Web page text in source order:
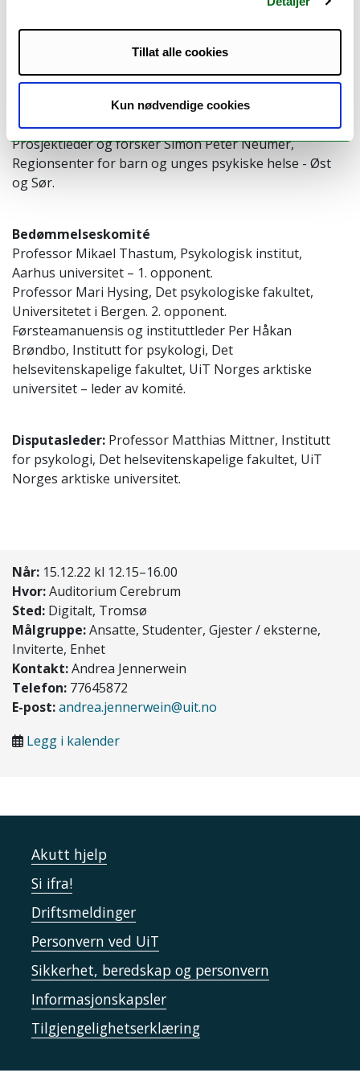
Tillat alle cookies
Kun nødvendige cookies
Statistiker/førstelektor Bjørn Helge Handegård, RKBU
Nord, Det helsevitenskapelige fakultet, UiT Norges
arktiske universitet.
Prosjektleder og forsker Simon Peter Neumer,
Regionsenter for barn og unges psykiske helse - Øst
og Sør.
Bedømmelseskomité
Professor Mikael Thastum, Psykologisk institut,
Aarhus universitet – 1. opponent.
Professor Mari Hysing, Det psykologiske fakultet,
Universitetet i Bergen. 2. opponent.
Førsteamanuensis og instituttleder Per Håkan
Brøndbo, Institutt for psykologi, Det
helsevitenskapelige fakultet, UiT Norges arktiske
universitet – leder av komité.
Disputasleder: Professor Matthias Mittner, Institutt
for psykologi, Det helsevitenskapelige fakultet, UiT
Norges arktiske universitet.
Når: 15.12.22 kl 12.15–16.00
Hvor:Auditorium Cerebrum
Sted: Digitalt, Tromsø
Målgruppe:Ansatte, Studenter, Gjester / eksterne,
Inviterte, Enhet
Kontakt:Andrea Jennerwein
Telefon: 77645872
E-post:andrea.jennerwein@uit.no
Legg i kalender
Akutt hjelp
Si ifra!
Driftsmeldinger
Personvern ved UiT
Sikkerhet, beredskap og personvern
Informasjonskapsler
Tilgjengelighetserklæring